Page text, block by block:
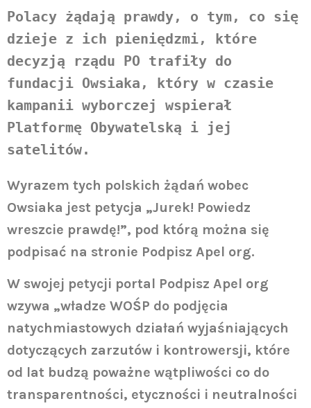
Polacy żądają prawdy, o tym, co się
dzieje z ich pieniędzmi, które
decyzją rządu PO trafiły do
fundacji Owsiaka, który w czasie
kampanii wyborczej wspierał
Platformę Obywatelską i jej
satelitów.
Wyrazem tych polskich żądań wobec
Owsiaka jest petycja „Jurek! Powiedz
wreszcie prawdę!”, pod którą można się
podpisać na stronie Podpisz Apel org.
W swojej petycji portal Podpisz Apel org
wzywa „władze WOŚP do podjęcia
natychmiastowych działań wyjaśniających
dotyczących zarzutów i kontrowersji, które
od lat budzą poważne wątpliwości co do
transparentności, etyczności i neutralności